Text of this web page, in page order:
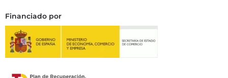
Financiado por